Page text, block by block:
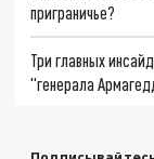
приграничье?
Три главных
"генерала